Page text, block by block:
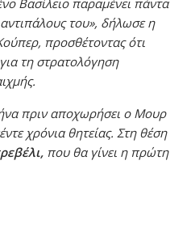
Βασίλειο παραμένει πάντα
του», δήλωσε η
προσθέτοντας ότι
τη στρατολόγηση
πριν αποχωρήσει ο Μουρ
χρόνια θητείας. Στη θέση
που θα γίνει η πρώτη